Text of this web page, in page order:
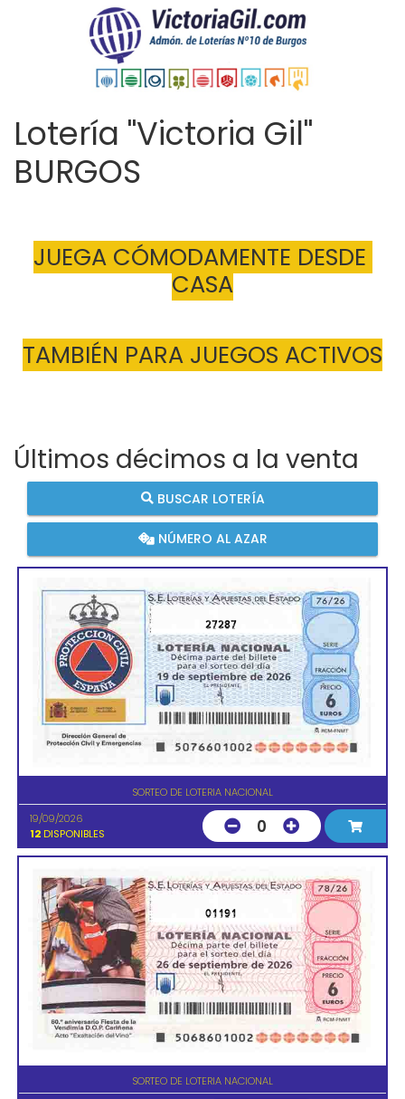
Lotería "Victoria Gil"
BURGOS
JUEGA CÓMODAMENTE DESDE
CASA
TAMBIÉN PARA JUEGOS ACTIVOS
Últimos décimos a la venta
BUSCAR LOTERÍA
NÚMERO AL AZAR
27287
SORTEO DE LOTERIA NACIONAL
19/09/2026
12 DISPONIBLES 0
01191
SORTEO DE LOTERIA NACIONAL